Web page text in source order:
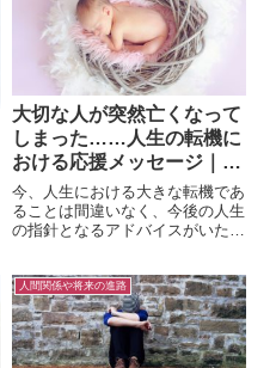
見えるだろう。でも……心にぽっ
かり穴が開いたように空しくな
大切な人が突然亡くなって
しまった……人生の転機に
おける応援メッセージ｜無
料占い回答
今、人生における大きな転機であ
ることは間違いなく、今後の人生
の指針となるアドバイスがいただ
メッセージ」をコンセプトに…と
いう一文に目を留めさせていただ
きました。3か月前に突然家族
を...
人間関係や将来の進路